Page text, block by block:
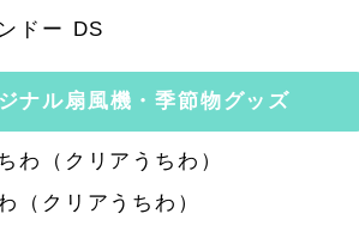
ドー DS
ナル扇風機・季節物グッズ
わ（クリアうちわ）
（クリアうちわ）